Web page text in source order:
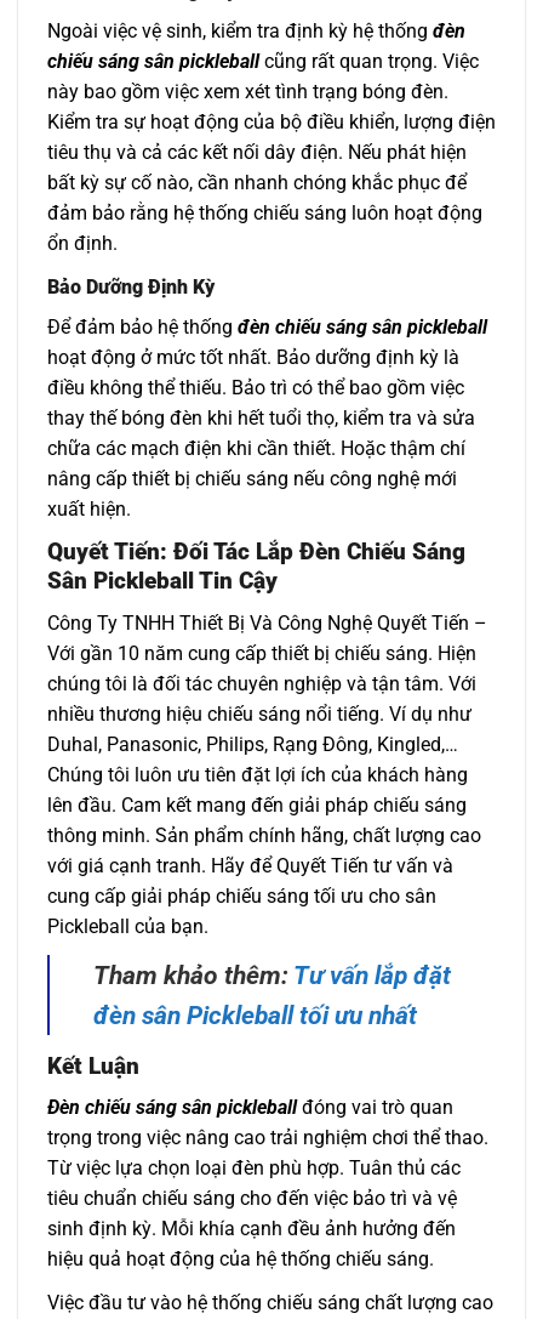
Ngoài việc vệ sinh, kiểm tra định kỳ hệ thống đèn
chiếu sáng sân pickleballcũng rất quan trọng. Việc
này bao gồm việc xem xét tình trạng bóng đèn.
Kiểm tra sự hoạt động của bộ điều khiển, lượng điện
tiêu thụ và cả các kết nối dây điện. Nếu phát hiện
bất kỳ sự cố nào, cần nhanh chóng khắc phục để
đảm bảo rằng hệ thống chiếu sáng luôn hoạt động
ổn định.
Bảo Dưỡng Định Kỳ
Để đảm bảo hệ thống đèn chiếu sáng sân pickleball
hoạt động ở mức tốt nhất. Bảo dưỡng định kỳ là
điều không thể thiếu. Bảo trì có thể bao gồm việc
thay thế bóng đèn khi hết tuổi thọ, kiểm tra và sửa
chữa các mạch điện khi cần thiết. Hoặc thậm chí
nâng cấp thiết bị chiếu sáng nếu công nghệ mới
xuất hiện.
Quyết Tiến: Đối Tác Lắp Đèn Chiếu Sáng
Sân Pickleball Tin Cậy
Công Ty TNHH Thiết Bị Và Công Nghệ Quyết Tiến –
Với gần 10 năm cung cấp thiết bị chiếu sáng. Hiện
chúng tôi là đối tác chuyên nghiệp và tận tâm. Với
nhiều thương hiệu chiếu sáng nổi tiếng. Ví dụ như
Duhal, Panasonic, Philips, Rạng Đông, Kingled,…
Chúng tôi luôn ưu tiên đặt lợi ích của khách hàng
lên đầu. Cam kết mang đến giải pháp chiếu sáng
thông minh. Sản phẩm chính hãng, chất lượng cao
với giá cạnh tranh. Hãy để Quyết Tiến tư vấn và
cung cấp giải pháp chiếu sáng tối ưu cho sân
Pickleball của bạn.
Tham khảo thêm: Tư vấn lắp đặt
đèn sân Pickleball tối ưu nhất
Kết Luận
Đèn chiếu sáng sân pickleballđóng vai trò quan
trọng trong việc nâng cao trải nghiệm chơi thể thao.
Từ việc lựa chọn loại đèn phù hợp. Tuân thủ các
tiêu chuẩn chiếu sáng cho đến việc bảo trì và vệ
sinh định kỳ. Mỗi khía cạnh đều ảnh hưởng đến
hiệu quả hoạt động của hệ thống chiếu sáng.
Việc đầu tư vào hệ thống chiếu sáng chất lượng cao